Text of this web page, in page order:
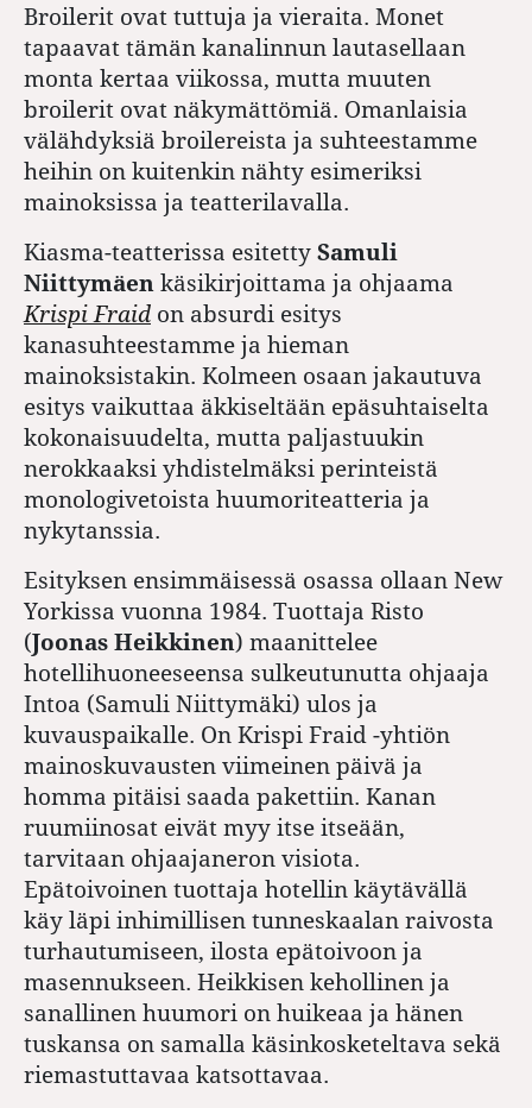
Broilerit ovat tuttuja ja vieraita. Monet
tapaavat tämän kanalinnun lautasellaan
monta kertaa viikossa, mutta muuten
broilerit ovat näkymättömiä. Omanlaisia
välähdyksiä broilereista ja suhteestamme
heihin on kuitenkin nähty esimeriksi
mainoksissa ja teatterilavalla.
Kiasma-teatterissa esitetty Samuli
Niittymäen käsikirjoittama ja ohjaama
Krispi Fraid on absurdi esitys
kanasuhteestamme ja hieman
mainoksistakin. Kolmeen osaan jakautuva
esitys vaikuttaa äkkiseltään epäsuhtaiselta
kokonaisuudelta, mutta paljastuukin
nerokkaaksi yhdistelmäksi perinteistä
monologivetoista huumoriteatteria ja
nykytanssia.
Esityksen ensimmäisessä osassa ollaan New
Yorkissa vuonna 1984. Tuottaja Risto
(Joonas Heikkinen) maanittelee
hotellihuoneeseensa sulkeutunutta ohjaaja
Intoa (Samuli Niittymäki) ulos ja
kuvauspaikalle. On Krispi Fraid -yhtiön
mainoskuvausten viimeinen päivä ja
homma pitäisi saada pakettiin. Kanan
ruumiinosat eivät myy itse itseään,
tarvitaan ohjaajaneron visiota.
Epätoivoinen tuottaja hotellin käytävällä
käy läpi inhimillisen tunneskaalan raivosta
turhautumiseen, ilosta epätoivoon ja
masennukseen. Heikkisen kehollinen ja
sanallinen huumori on huikeaa ja hänen
tuskansa on samalla käsinkosketeltava sekä
riemastuttavaa katsottavaa.